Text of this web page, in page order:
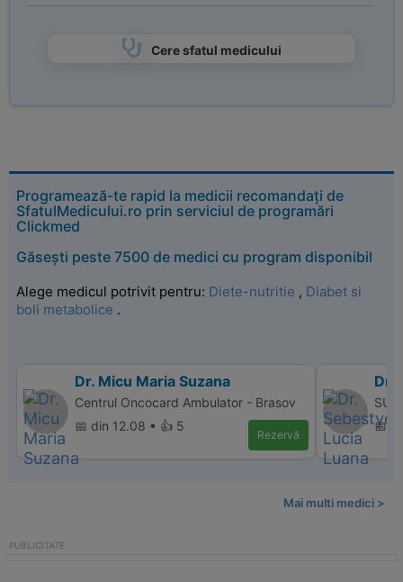
Cere sfatul medicului
Programează-te rapid la medicii recomandați de
SfatulMedicului.ro prin serviciul de programări
Clickmed
Găsești peste 7500 de medici cu program disponibil
Alege medicul potrivit pentru: Diete-nutritie , Diabet si
boli metabolice .
Dr. Micu Maria Suzana
Centrul Oncocard Ambulator - Brasov
📅 din 12.08 • 👍 5
Rezervă
Dr.
📅
Mai multi medici >